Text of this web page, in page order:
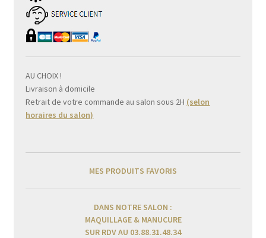
AU CHOIX !
Livraison à domicile
Retrait de votre commande au salon sous 2H (selon
horaires du salon)
MES PRODUITS FAVORIS
DANS NOTRE SALON :
MAQUILLAGE & MANUCURE
SUR RDV AU 03.88.31.48.34